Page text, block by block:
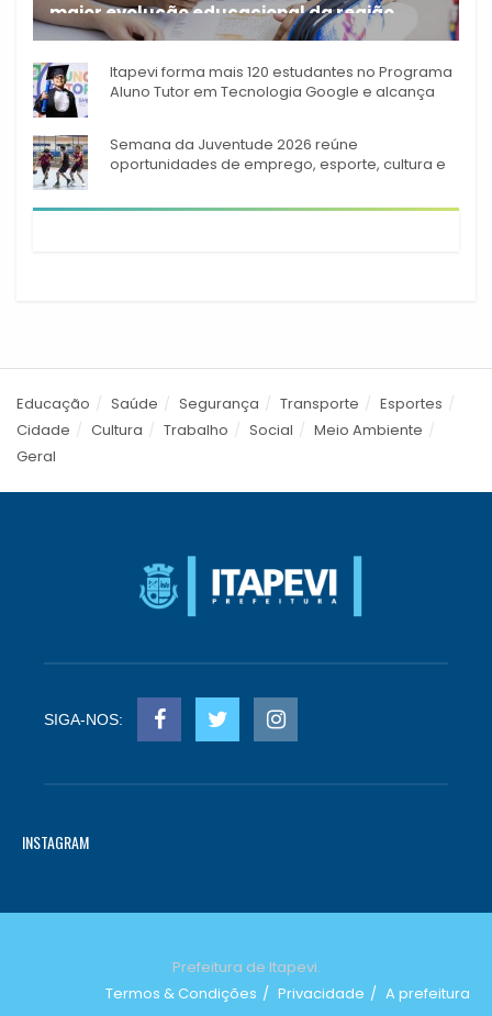
maior evolução educacional da região
A rede municipal de ensino
Itapevi forma mais 120 estudantes no Programa
Aluno Tutor em Tecnologia Google e alcança
Semana da Juventude 2026 reúne
oportunidades de emprego, esporte, cultura e
Educação Saúde Segurança Transporte
Esportes
Cidade
Cultura Trabalho Social
Meio Ambiente
Geral
SIGA-NOS:
INSTAGRAM
Prefeitura de Itapevi.
Termos & Condições
Privacidade A prefeitura